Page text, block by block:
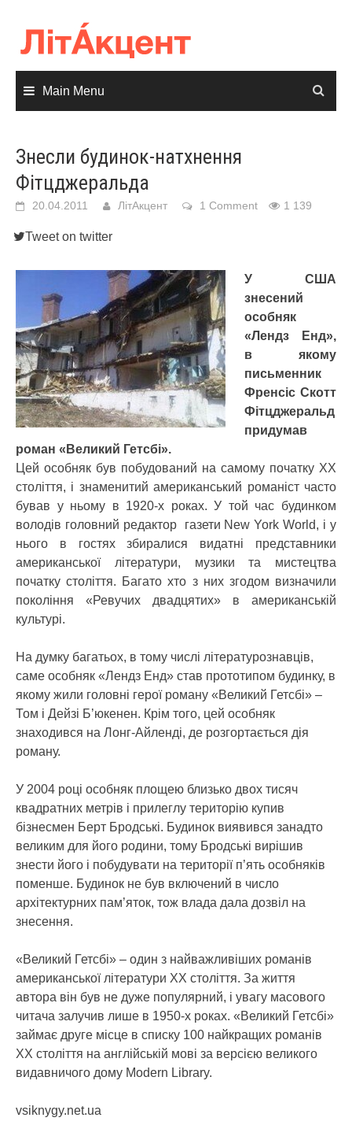
content
Main Menu
Знесли будинок-натхнення
Фітцджеральда
20.04.2011 ЛітАкцент 1 Comment 1 139
Tweet on twitter
У США
знесений
особняк
«Лендз Енд»,
в якому
письменник
Френсіс Скотт
Фітцджеральд
придумав
роман «Великий Гетсбі».
Цей особняк був побудований на самому початку XX
століття, і знаменитий американський романіст часто
бував у ньому в 1920-х роках. У той час будинком
володів головний редактор газети New York World, і у
нього в гостях збиралися видатні представники
американської літератури, музики та мистецтва
початку століття. Багато хто з них згодом визначили
покоління «Ревучих двадцятих» в американській
культурі.
На думку багатьох, в тому числі літературознавців,
саме особняк «Лендз Енд» став прототипом будинку, в
якому жили головні герої роману «Великий Гетсбі» –
Том і Дейзі Б’юкенен. Крім того, цей особняк
знаходився на Лонг-Айленді, де розгортається дія
роману.
У 2004 році особняк площею близько двох тисяч
квадратних метрів і прилеглу територію купив
бізнесмен Берт Бродські. Будинок виявився занадто
великим для його родини, тому Бродські вирішив
знести його і побудувати на території п’ять особняків
поменше. Будинок не був включений в число
архітектурних пам’яток, тож влада дала дозвіл на
знесення.
«Великий Гетсбі» – один з найважливіших романів
американської літератури XX століття. За життя
автора він був не дуже популярний, і увагу масового
читача залучив лише в 1950-х роках. «Великий Гетсбі»
займає друге місце в списку 100 найкращих романів
XX століття на англійській мові за версією великого
видавничого дому Modern Library.
vsiknygy.net.ua